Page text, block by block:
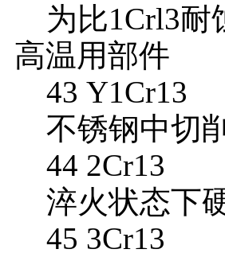
为比1Crl3耐
高温用部件
43 Y1Cr13
不锈钢中切
44 2Cr13
淬火状态下
45 3Cr13